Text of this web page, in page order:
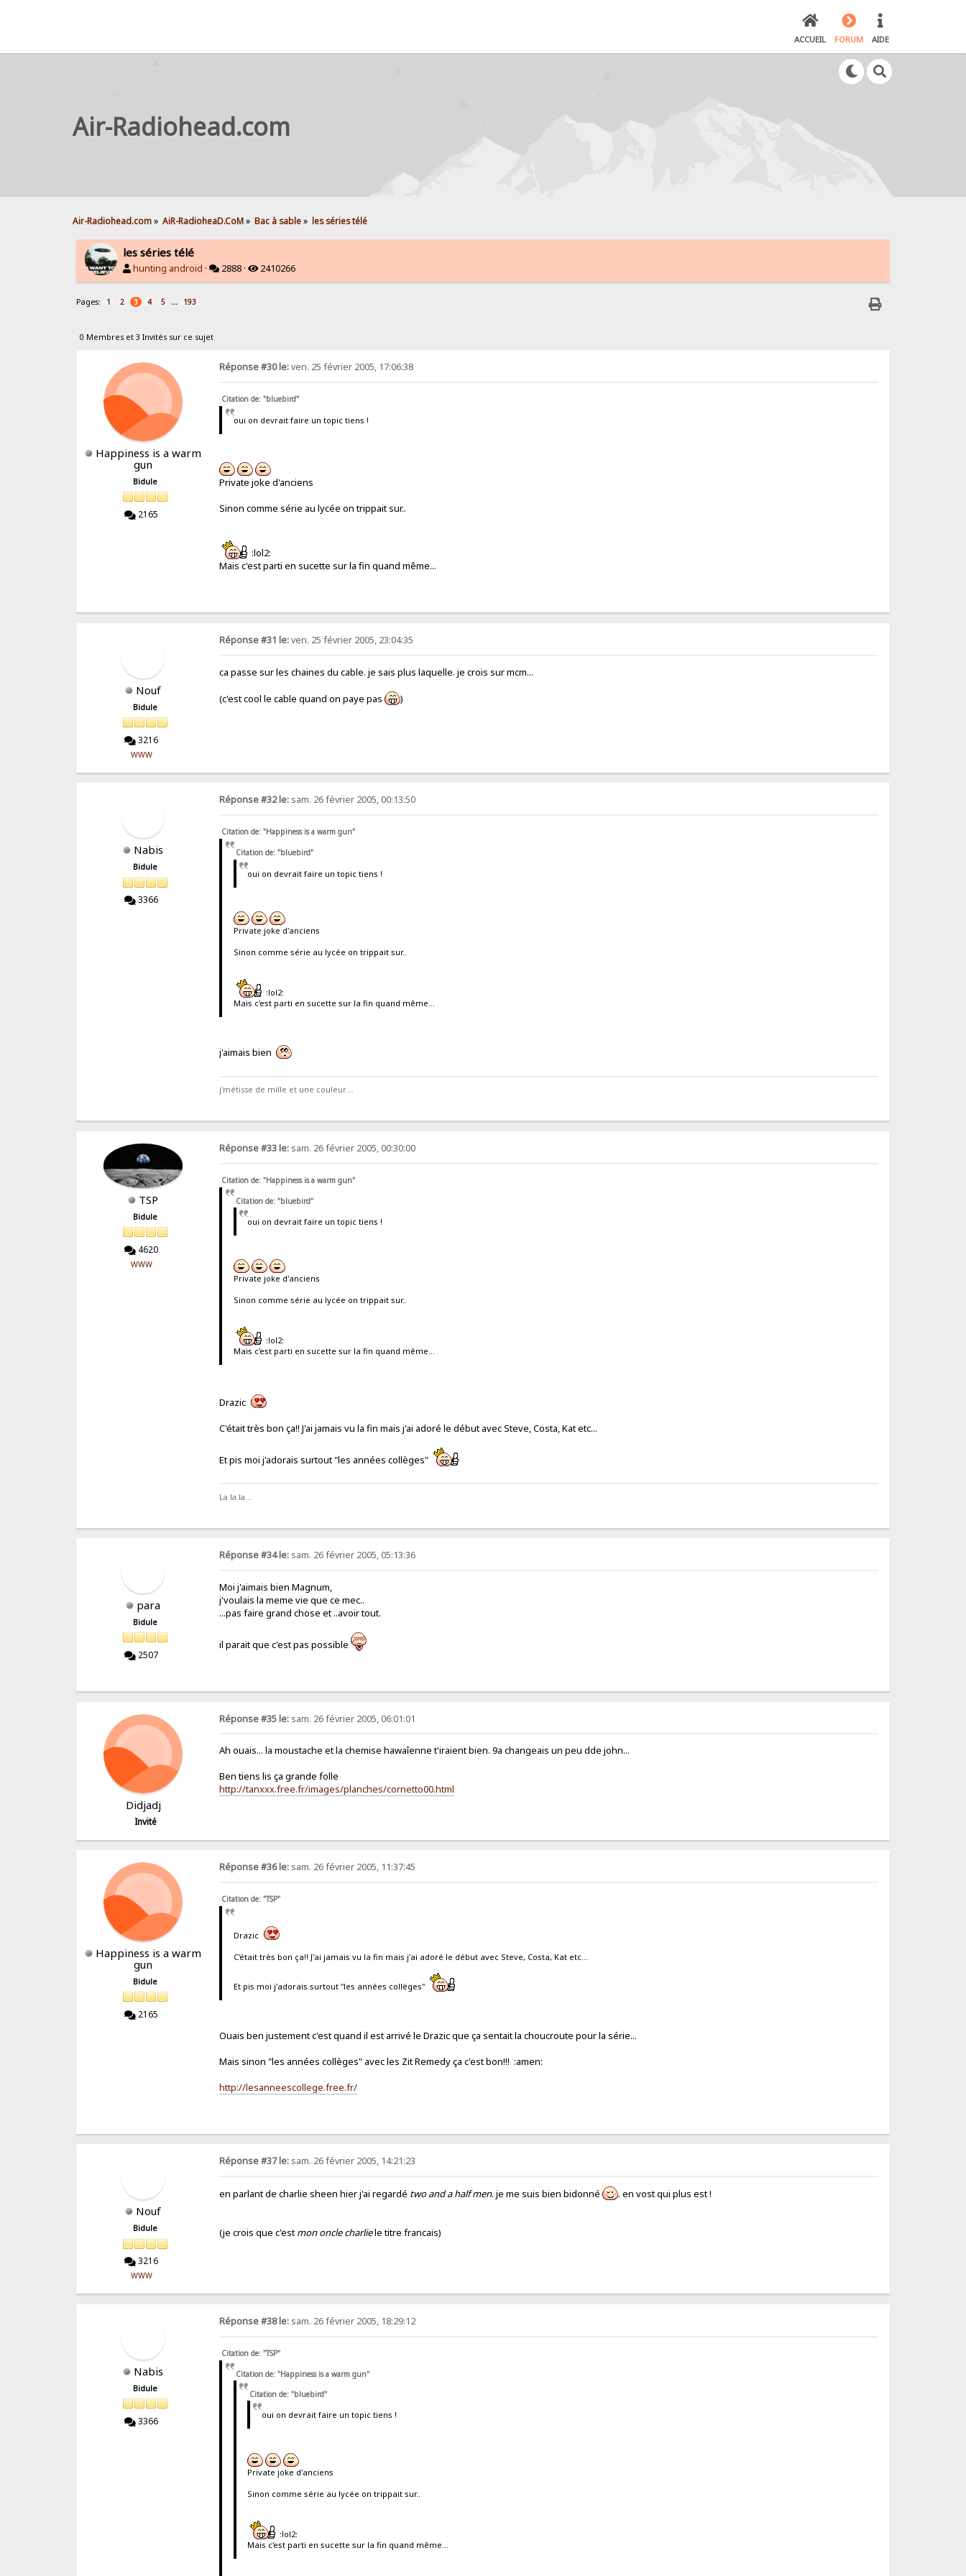
ACCUEIL FORUM AIDE
Air-Radiohead.com
Air-Radiohead.com» AiR-RadioheaD.CoM» Bac à sable» les séries télé
les séries télé
hunting android · 2888 · 2410266
Pages: 1 2 3 4 5 ... 193
0 Membres et 3 Invités sur ce sujet
Happiness is a warm
gun
Bidule
2165
Réponse #30 le:ven. 25 février 2005, 17:06:38
Citation de: "bluebird"
oui on devrait faire un topic tiens !
Private joke d'anciens
Sinon comme série au lycée on trippait sur..
:lol2:
Mais c'est parti en sucette sur la fin quand même...
Nouf
Bidule
3216
WWW
Réponse #31 le:ven. 25 février 2005, 23:04:35
ca passe sur les chaines du cable. je sais plus laquelle. je crois sur mcm...
(c'est cool le cable quand on paye pas )
Nabis
Bidule
3366
Réponse #32 le: sam. 26 février 2005, 00:13:50
Citation de: "Happiness is a warm gun"
Citation de: "bluebird"
oui on devrait faire un topic tiens !
Private joke d'anciens
Sinon comme série au lycée on trippait sur..
:lol2:
Mais c'est parti en sucette sur la fin quand même...
j'aimais bien
j'métisse de mille et une couleur....
TSP
Bidule
4620
WWW
Réponse #33 le: sam. 26 février 2005, 00:30:00
Citation de: "Happiness is a warm gun"
Citation de: "bluebird"
oui on devrait faire un topic tiens !
Private joke d'anciens
Sinon comme série au lycée on trippait sur..
:lol2:
Mais c'est parti en sucette sur la fin quand même...
Drazic
C'était très bon ça!! J'ai jamais vu la fin mais j'ai adoré le début avec Steve, Costa, Kat etc...
Et pis moi j'adorais surtout "les années collèges"
La la la...
para
Bidule
2507
Réponse #34 le: sam. 26 février 2005, 05:13:36
Moi j'aimais bien Magnum,
j'voulais la meme vie que ce mec..
...pas faire grand chose et ..avoir tout.
il parait que c'est pas possible
Didjadj
Invité
Réponse #35 le: sam. 26 février 2005, 06:01:01
Ah ouais... la moustache et la chemise hawaîenne t'iraient bien. 9a changeais un peu dde john...
Ben tiens lis ça grande folle
http://tanxxx.free.fr/images/planches/cornetto00.html
Happiness is a warm
gun
Bidule
2165
Réponse #36 le: sam. 26 février 2005, 11:37:45
Citation de: "TSP"
Drazic
C'était très bon ça!! J'ai jamais vu la fin mais j'ai adoré le début avec Steve, Costa, Kat etc...
Et pis moi j'adorais surtout "les années collèges"
Ouais ben justement c'est quand il est arrivé le Drazic que ça sentait la choucroute pour la série...
Mais sinon "les années collèges" avec les Zit Remedy ça c'est bon!!! :amen:
http://lesanneescollege.free.fr/
Nouf
Bidule
3216
WWW
Réponse #37 le: sam. 26 février 2005, 14:21:23
en parlant de charlie sheen hier j'ai regardé two and a half men. je me suis bien bidonné . en vost qui plus est !
(je crois que c'est mon oncle charliele titre francais)
Nabis
Bidule
3366
Réponse #38 le: sam. 26 février 2005, 18:29:12
Citation de: "TSP"
Citation de: "Happiness is a warm gun"
Citation de: "bluebird"
oui on devrait faire un topic tiens !
Private joke d'anciens
Sinon comme série au lycée on trippait sur..
:lol2:
Mais c'est parti en sucette sur la fin quand même...